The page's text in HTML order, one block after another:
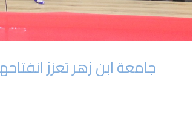
جامعة ابن زهر تعزز